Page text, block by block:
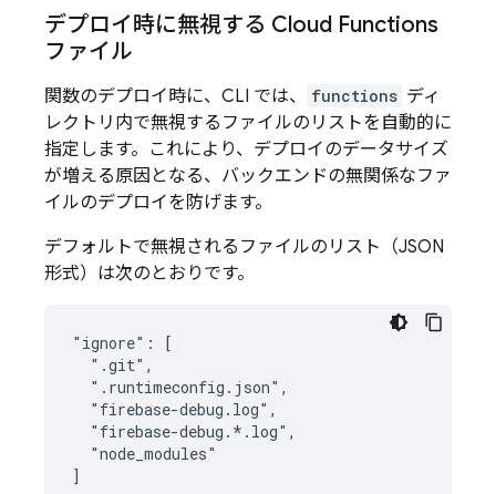
デプロイ時に無視する Cloud Functions
ファイル
関数のデプロイ時に、CLI では、 functions ディ
レクトリ内で無視するファイルのリストを自動的に
指定します。これにより、デプロイのデータサイズ
が増える原因となる、バックエンドの無関係なファ
イルのデプロイを防げます。
デフォルトで無視されるファイルのリスト（JSON
形式）は次のとおりです。
"ignore": [
  ".git",
  ".runtimeconfig.json",
  "firebase-debug.log",
  "firebase-debug.*.log",
  "node_modules"